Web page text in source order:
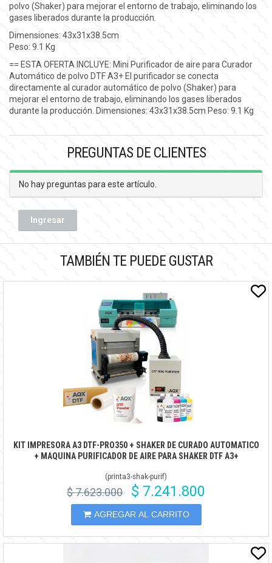
polvo (Shaker) para mejorar el entorno de trabajo, eliminando los
gases liberados durante la producción.
Dimensiones: 43x31x38.5cm
Peso: 9.1 Kg
== ESTA OFERTA INCLUYE: Mini Purificador de aire para Curador
Automático de polvo DTF A3+ El purificador se conecta
directamente al curador automático de polvo (Shaker) para
mejorar el entorno de trabajo, eliminando los gases liberados
durante la producción. Dimensiones: 43x31x38.5cm Peso: 9.1 Kg
PREGUNTAS DE CLIENTES
No hay preguntas para este artículo.
Ingresar
TAMBIÉN TE PUEDE GUSTAR
KIT IMPRESORA A3 DTF-PRO350 + SHAKER DE CURADO AUTOMATICO
+ MAQUINA PURIFICADOR DE AIRE PARA SHAKER DTF A3+
(printa3-shak-purif)
$ 7.623.000 $ 7.241.800
AGREGAR AL CARRITO